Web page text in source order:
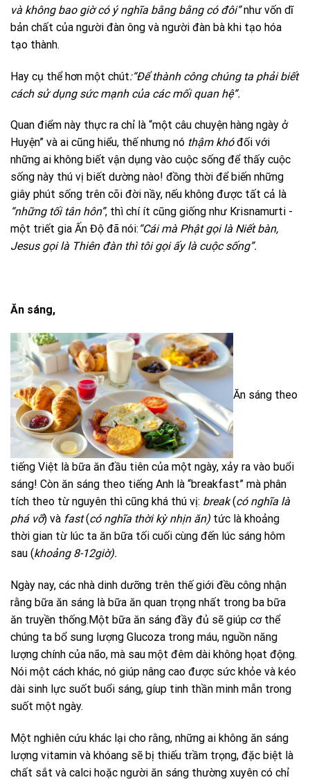
và không bao giờ có ý nghĩa bằng bằng có đôi”như vốn dĩ
bản chất của người đàn ông và người đàn bà khi tạo hóa
tạo thành.
Hay cụ thể hơn một chút:“Để thành công chúng ta phải biết
cách sử dụng sức mạnh của các mối quan hệ”.
Quan điểm này thực ra chỉ là “một câu chuyện hàng ngày ở
Huyện” và ai cũng hiểu, thế nhưng nó thậm khóđối với
những ai không biết vận dụng vào cuộc sống để thấy cuộc
sống này thú vị biết dường nào! đồng thời để biến những
giây phút sống trên cõi đời nầy, nếu không được tất cả là
“những tối tân hôn”, thì chí ít cũng giống như Krisnamurti -
một triết gia Ấn Độ đã nói: “Cái mà Phật gọi là Niết bàn,
Jesus gọi là Thiên đàn thì tôi gọi ấy là cuộc sống”.
Ăn sáng,
Ăn sáng theo
tiếng Việt là bữa ăn đầu tiên của một ngày, xảy ra vào buổi
sáng! Còn ăn sáng theo tiếng Anh là “breakfast” mà phân
tích theo từ nguyên thì cũng khá thú vị: break(có nghĩa là
phá vỡ) và fast(có nghĩa thời kỳ nhịn ăn) tức là khoảng
thời gian từ lúc ta ăn bữa tối cuối cùng đến lúc sáng hôm
sau (khoảng 8-12giờ).
Ngày nay, các nhà dinh dưỡng trên thế giới đều công nhận
rằng bữa ăn sáng là bữa ăn quan trọng nhất trong ba bữa
ăn truyền thống.Một bữa ăn sáng đầy đủ sẽ giúp cơ thể
chúng ta bổ sung lượng Glucoza trong máu, nguồn năng
lượng chính của não, mà sau một đêm dài không họat động.
Nói một cách khác, nó giúp nâng cao được sức khỏe và kéo
dài sinh lực suốt buổi sáng, gíup tinh thần minh mẫn trong
suốt một ngày.
Một nghiên cứu khác lại cho rằng, những ai không ăn sáng
lượng vitamin và khóang sẽ bị thiếu trầm trọng, đặc biệt là
chất sắt và calci hoặc người ăn sáng thường xuyên có chỉ